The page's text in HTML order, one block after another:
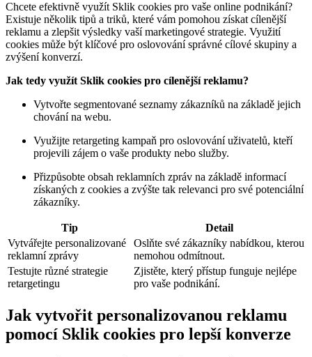
Chcete efektivně využít Sklik cookies pro vaše online podnikání?
Existuje několik tipů a triků, které vám pomohou získat cílenější
reklamu a zlepšit výsledky vaší marketingové strategie. Využití
cookies může být klíčové pro oslovování správné cílové skupiny a
zvýšení konverzí.
Jak tedy využít Sklik cookies pro cílenější reklamu?
Vytvořte segmentované seznamy zákazníků na základě jejich
chování na webu.
Využijte retargeting kampaň pro oslovování uživatelů, kteří
projevili zájem o vaše produkty nebo služby.
Přizpůsobte obsah reklamních zpráv na základě informací
získaných z cookies a zvýšte tak relevanci pro své potenciální
zákazníky.
Tip
Detail
Vytvářejte personalizované
reklamní zprávy
Oslňte své zákazníky nabídkou, kterou
nemohou odmítnout.
Testujte různé strategie
retargetingu
Zjistěte, který přístup funguje nejlépe
pro vaše podnikání.
Jak vytvořit personalizovanou reklamu
pomocí Sklik cookies pro lepší konverze